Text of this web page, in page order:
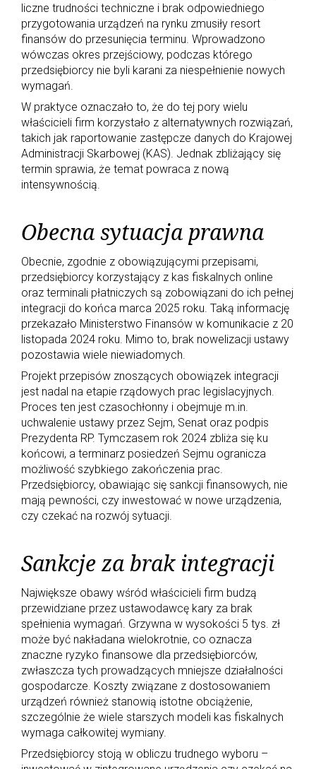
liczne trudności techniczne i brak odpowiedniego
przygotowania urządzeń na rynku zmusiły resort
finansów do przesunięcia terminu. Wprowadzono
wówczas okres przejściowy, podczas którego
przedsiębiorcy nie byli karani za niespełnienie nowych
wymagań.
W praktyce oznaczało to, że do tej pory wielu
właścicieli firm korzystało z alternatywnych rozwiązań,
takich jak raportowanie zastępcze danych do Krajowej
Administracji Skarbowej (KAS). Jednak zbliżający się
termin sprawia, że temat powraca z nową
intensywnością.
Obecna sytuacja prawna
Obecnie, zgodnie z obowiązującymi przepisami,
przedsiębiorcy korzystający z kas fiskalnych online
oraz terminali płatniczych są zobowiązani do ich pełnej
integracji do końca marca 2025 roku. Taką informację
przekazało Ministerstwo Finansów w komunikacie z 20
listopada 2024 roku. Mimo to, brak nowelizacji ustawy
pozostawia wiele niewiadomych.
Projekt przepisów znoszących obowiązek integracji
jest nadal na etapie rządowych prac legislacyjnych.
Proces ten jest czasochłonny i obejmuje m.in.
uchwalenie ustawy przez Sejm, Senat oraz podpis
Prezydenta RP. Tymczasem rok 2024 zbliża się ku
końcowi, a terminarz posiedzeń Sejmu ogranicza
możliwość szybkiego zakończenia prac.
Przedsiębiorcy, obawiając się sankcji finansowych, nie
mają pewności, czy inwestować w nowe urządzenia,
czy czekać na rozwój sytuacji.
Sankcje za brak integracji
Największe obawy wśród właścicieli firm budzą
przewidziane przez ustawodawcę kary za brak
spełnienia wymagań. Grzywna w wysokości 5 tys. zł
może być nakładana wielokrotnie, co oznacza
znaczne ryzyko finansowe dla przedsiębiorców,
zwłaszcza tych prowadzących mniejsze działalności
gospodarcze. Koszty związane z dostosowaniem
urządzeń również stanowią istotne obciążenie,
szczególnie że wiele starszych modeli kas fiskalnych
wymaga całkowitej wymiany.
Przedsiębiorcy stoją w obliczu trudnego wyboru –